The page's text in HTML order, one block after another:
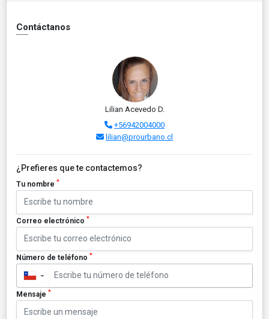
Contáctanos
Lilian Acevedo D.
+56942004000
lilian@prourbano.cl
¿Prefieres que te contactemos?
Tu nombre *
Correo electrónico *
Número de teléfono *
▼
Mensaje *